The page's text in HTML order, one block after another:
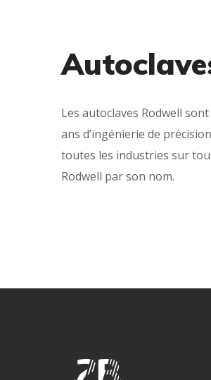
Les autoclaves Rodwell
ans d’ingénierie de
toutes les industries sur
Rodwell par son nom.